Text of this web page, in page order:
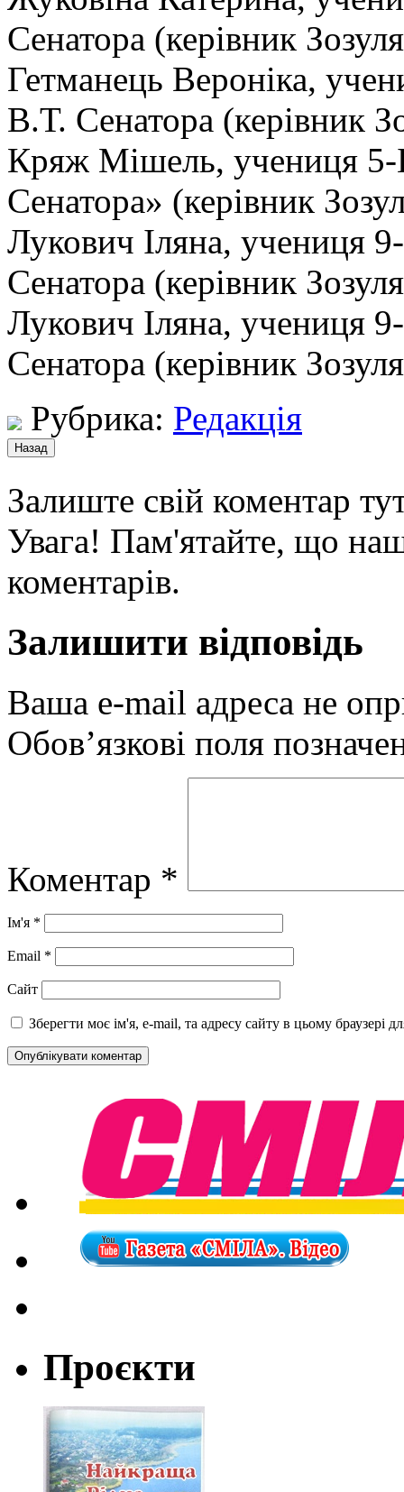
Сенатора (керівник
Гетманець Вероніка,
В.Т. Сенатора (керівник
Кряж Мішель, учениця 5-Б
Сенатора» (керівник
Лукович Іляна, учениця
Сенатора (керівник
Лукович Іляна, учениця
Сенатора (керівник
Рубрика: Редакція
Залиште свій коментар
Увага! Пам'ятайте, що
коментарів.
Залишити відповідь
Ваша e-mail адреса не
Обов’язкові поля
Коментар *
Ім'я *
Email *
Сайт
Зберегти моє ім'я, e-mail, та адресу сайту в цьому браузері
Проєкти